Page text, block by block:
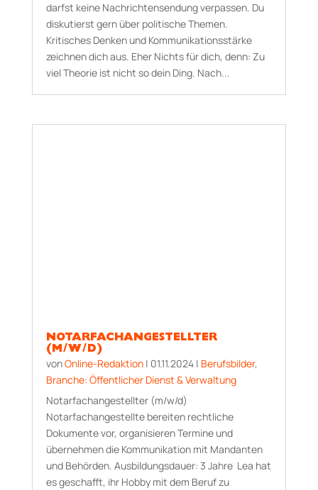
darfst keine Nachrichtensendung verpassen. Du
diskutierst gern über politische Themen.
Kritisches Denken und Kommunikationsstärke
zeichnen dich aus. Eher Nichts für dich, denn: Zu
viel Theorie ist nicht so dein Ding. Nach...
NOTARFACHANGESTELLTER
(M/W/D)
vonOnline-Redaktion| 01.11.2024| Berufsbilder,
Branche: Öffentlicher Dienst & Verwaltung
Notarfachangestellter (m/w/d)
Notarfachangestellte bereiten rechtliche
Dokumente vor, organisieren Termine und
übernehmen die Kommunikation mit Mandanten
und Behörden. Aus­bildungs­dauer: 3 Jahre Lea hat
es geschafft, ihr Hobby mit dem Beruf zu